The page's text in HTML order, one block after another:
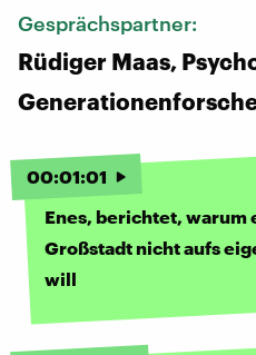
Gesprächspartner:
Rüdiger Maas,
00:01:01
Enes, berichtet, warum
Großstadt nicht aufs
will